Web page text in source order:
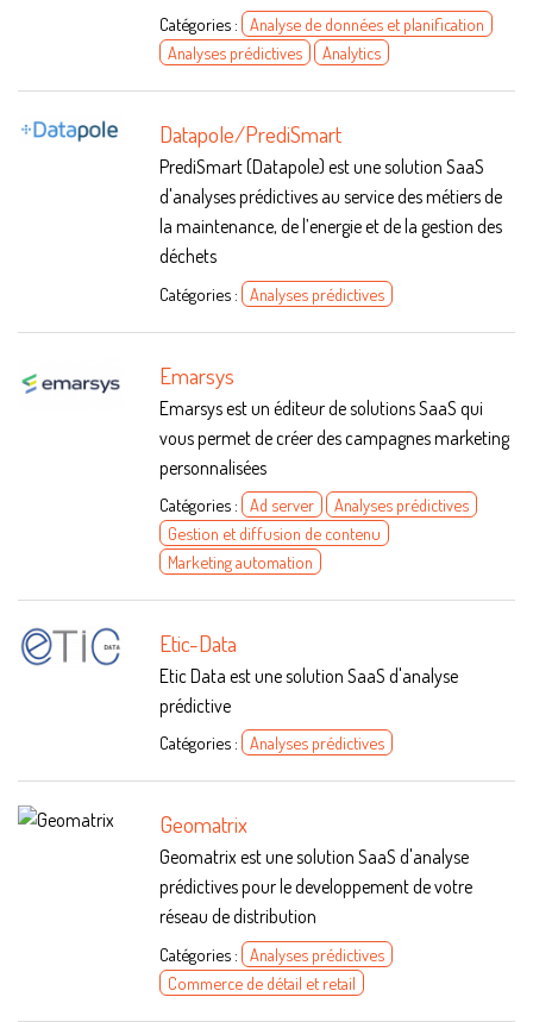
Catégories : Analyse de données et planification
Analyses prédictives
Analytics
Datapole/PrediSmart
PrediSmart (Datapole) est une solution SaaS
d'analyses prédictives au service des métiers de
la maintenance, de l’energie et de la gestion des
déchets
Catégories : Analyses prédictives
Emarsys
Emarsys est un éditeur de solutions SaaS qui
vous permet de créer des campagnes marketing
personnalisées
Catégories : Ad server
Analyses prédictives
Gestion et diffusion de contenu
Marketing automation
Etic-Data
Etic Data est une solution SaaS d'analyse
prédictive
Catégories : Analyses prédictives
Geomatrix
Geomatrix est une solution SaaS d'analyse
prédictives pour le developpement de votre
réseau de distribution
Catégories : Analyses prédictives
Commerce de détail et retail